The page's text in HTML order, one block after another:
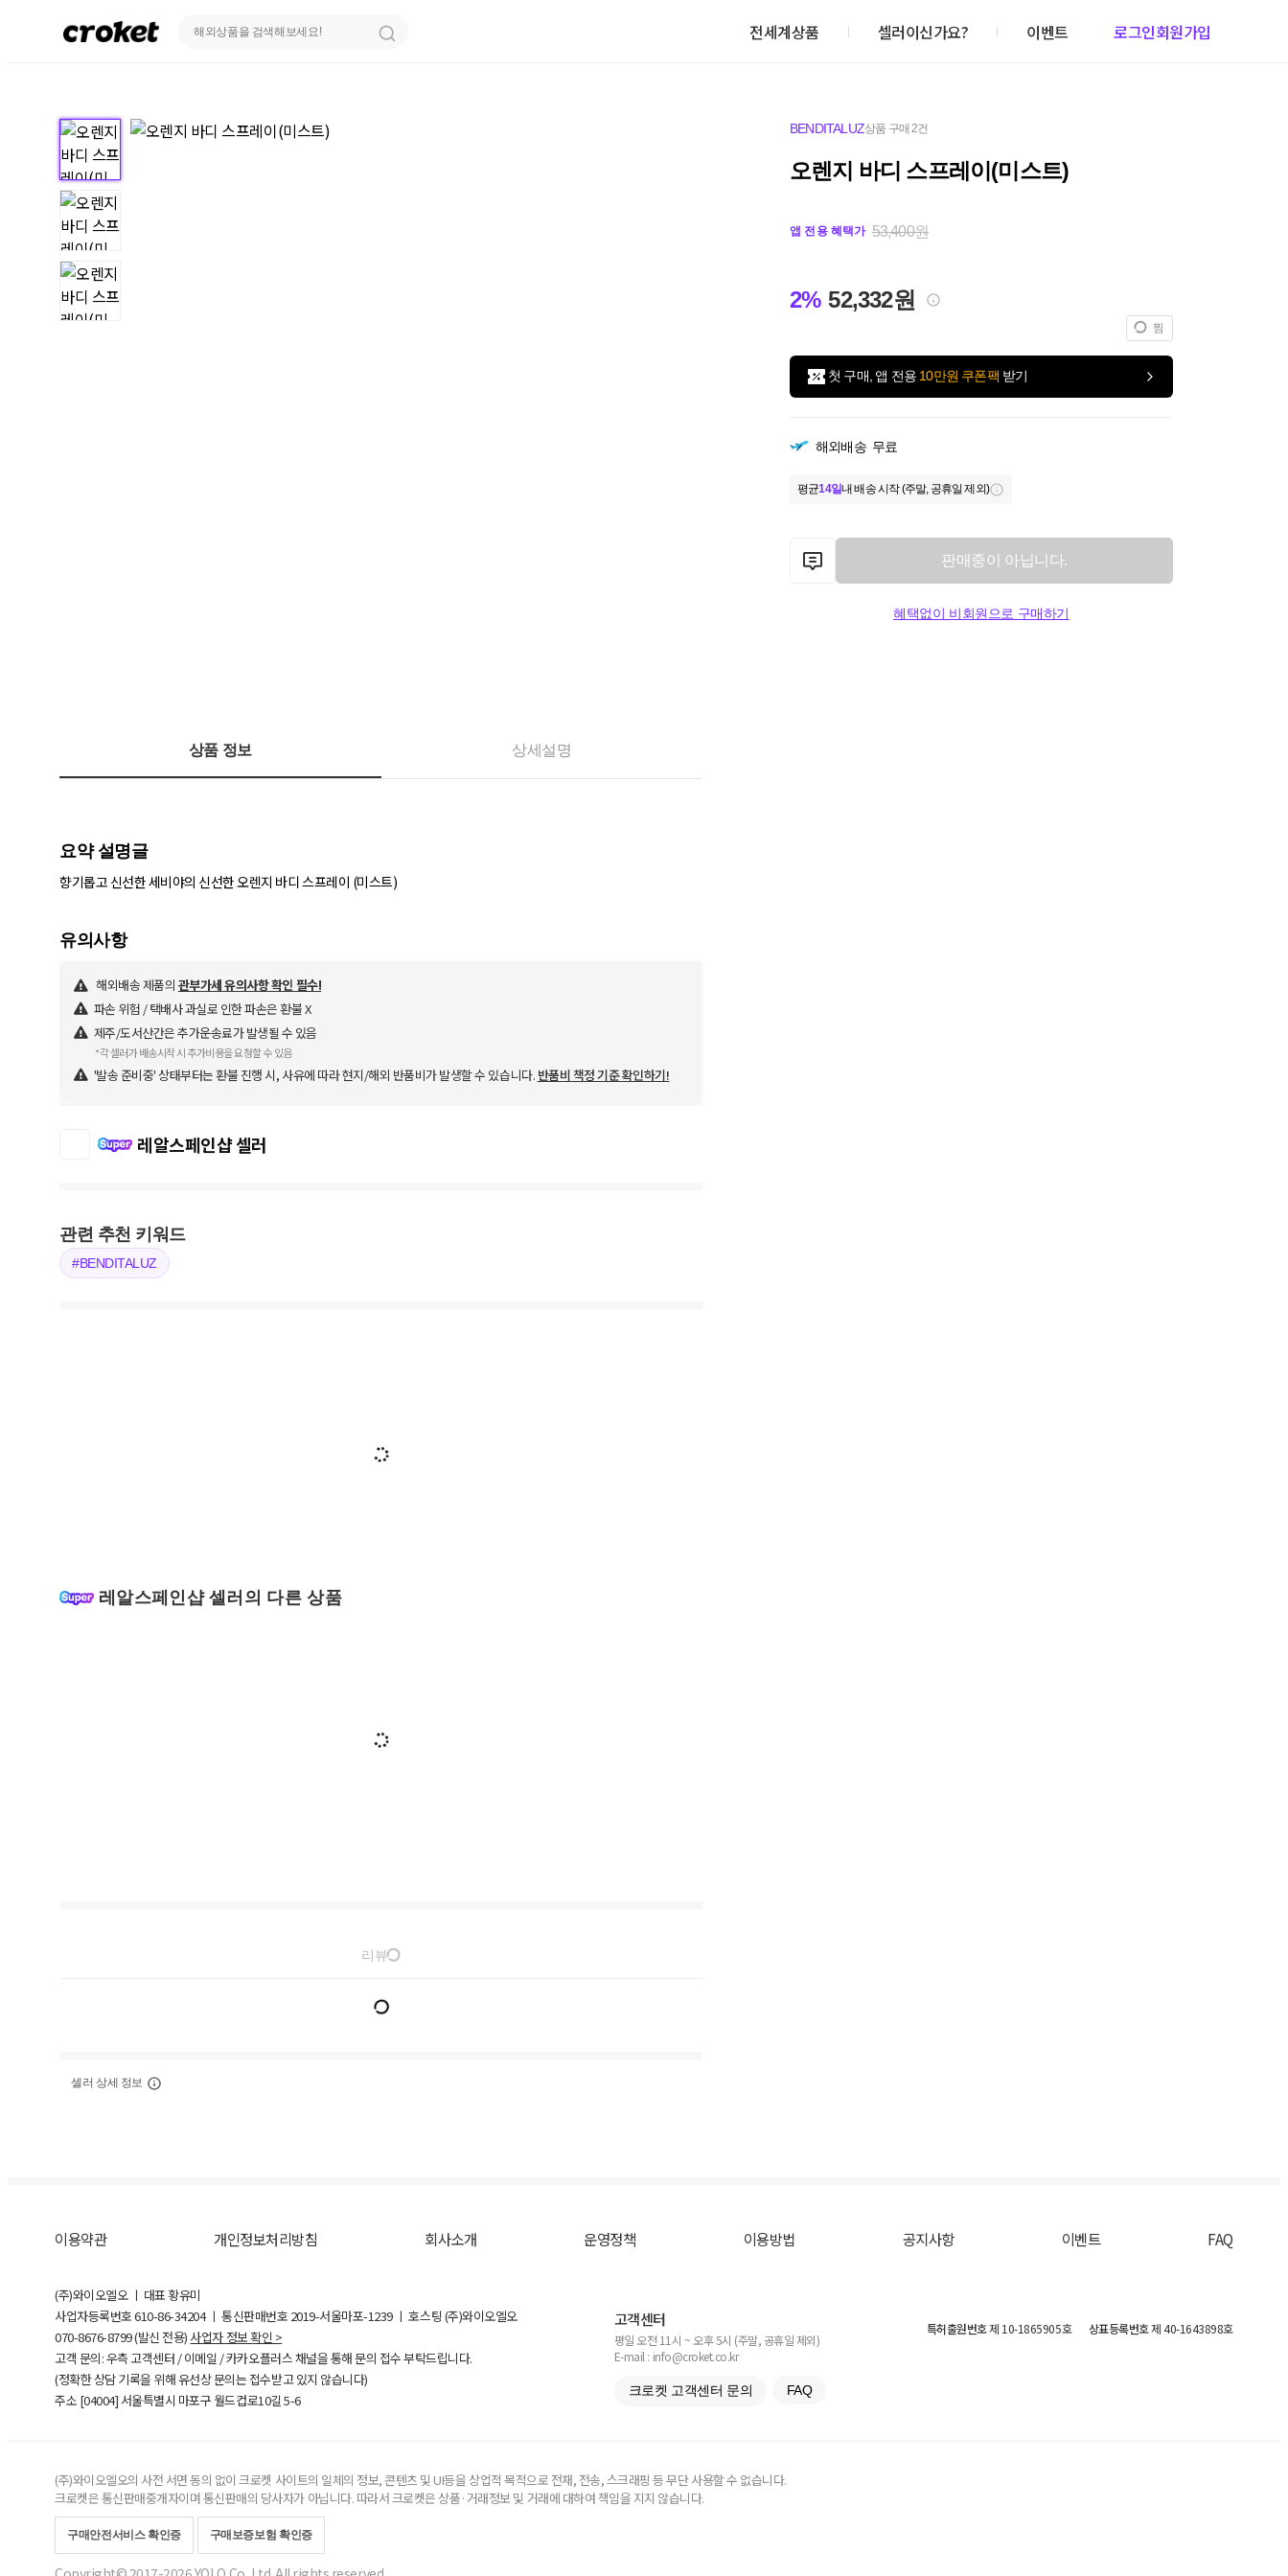
전세계상품 셀러이신가요? 이벤트 로그인회원가입
BENDITALUZ상품 구매 2건
오렌지 바디 스프레이(미스트)
앱 전용 혜택가 53,400원
2% 52,332원
찜
첫 구매, 앱 전용 10만원 쿠폰팩 받기
해외배송 무료
평균14일내 배송 시작 (주말, 공휴일 제외)
판매중이 아닙니다.
혜택없이 비회원으로 구매하기
상품 정보 상세설명
요약 설명글
향기롭고 신선한 세비야의 신선한 오렌지 바디 스프레이 (미스트)
유의사항
해외배송 제품의 관부가세 유의사항 확인 필수!
파손 위험 / 택배사 과실로 인한 파손은 환불 X
제주/도서산간은 추가운송료가 발생될 수 있음
*각 셀러가 배송시작 시 추가비용을 요청할 수 있음
'발송 준비중' 상태부터는 환불 진행 시, 사유에 따라 현지/해외 반품비가 발생할 수 있습니다. 반품비 책정 기준 확인하기!
레알스페인샵 셀러
관련 추천 키워드
#BENDITALUZ
레알스페인샵 셀러의 다른 상품
리뷰
셀러 상세 정보
이용약관 개인정보처리방침 회사소개 운영정책 이용방법 공지사항 이벤트 FAQ
(주)와이오엘오 ㅣ 대표 황유미
사업자등록번호610-86-34204ㅣ 통신판매번호 2019-서울마포-1239 ㅣ 호스팅 (주)와이오엘오
070-8676-8799 (발신 전용) 사업자 정보 확인 >
고객 문의: 우측 고객센터 / 이메일 / 카카오플러스 채널을 통해 문의 접수 부탁드립니다.
(정확한 상담 기록을 위해 유선상 문의는 접수받고 있지 않습니다)
주소 [04004] 서울특별시 마포구 월드컵로10길5-6
고객센터
평일 오전 11시 ~ 오후 5시 (주말, 공휴일 제외)
E-mail : info@croket.co.kr
크로켓 고객센터 문의 FAQ
특허출원번호제 10-1865905호 상표등록번호제 40-1643898호
(주)와이오엘오의 사전 서면 동의 없이 크로켓 사이트의 일체의 정보, 콘텐츠 및 UI등을 상업적 목적으로 전재, 전송, 스크래핑 등 무단 사용할 수 없습니다.
크로켓은 통신판매중개자이며 통신판매의 당사자가 아닙니다. 따라서 크로켓은 상품·거래정보 및 거래에 대하여 책임을 지지 않습니다.
구매안전서비스 확인증 구매보증보험 확인증